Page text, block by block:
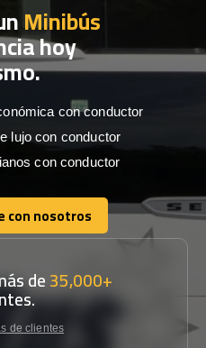
Minibús
hoy
con conductor
lujo con conductor
con conductor
con nosotros
con nosotros
de35,000+
de clientes